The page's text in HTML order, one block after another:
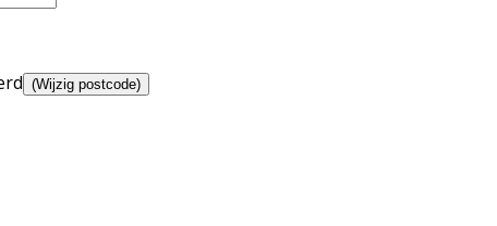
(Wijzig postcode)